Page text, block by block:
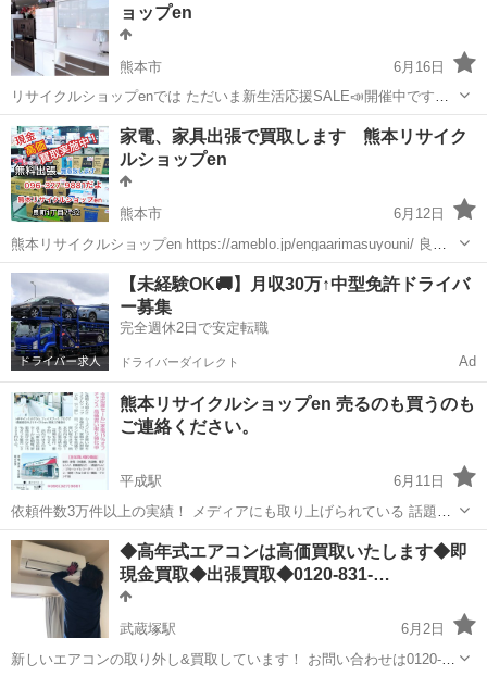
の2ヶ月間、長期お休みを頂...
ョップen
熊本市
6月16日
リサイクルショップenでは ただいま新生活応援SALE📣開催中です✨
3000円以上の商品は配達料無料もしくは10%off 3月末まで有効 必ずジ
モティを見たを伝えてください✨ 熊本リサイクルショップen 熊本市南
区良町1...
熊本 熊本市 リサイクルショップ 無料
家電、家具出張で買取します 熊本リサイク
ルショップen
熊本市
6月12日
熊本リサイクルショップen https://ameblo.jp/engaarimasuyouni/ 良町1-
7-32 096-327-9881 買取強化中です✨出張見積り無料です✨ 他社様との
比較大歓迎 特に新しい家電製品...
熊本 熊本市 リサイクルショップ リサイクルショップ
【未経験OK🚚】月収30万↑中型免許ドライバ
ー募集
完全週休2日で安定転職
ドライバーダイレクト Ad
熊本リサイクルショップen 売るのも買うのも
ご連絡ください。
平成駅
6月11日
依頼件数3万件以上の実績！ メディアにも取り上げられている 話題の
リサイクルショップ《en》！！ ［おもな買取＆販売品目］ ◎家具・家
電 （冷蔵庫、洗濯機、電子レンジ、炊飯器など） ◎液晶テレビ ◎
ブルーレイレコーダー ...
熊本 熊本市 平成駅 リサイクルショップ 買取
◆高年式エアコンは高価買取いたします◆即
現金買取◆出張買取◆0120-831-…
武蔵塚駅
6月2日
新しいエアコンの取り外し&買取しています！ お問い合わせは0120-